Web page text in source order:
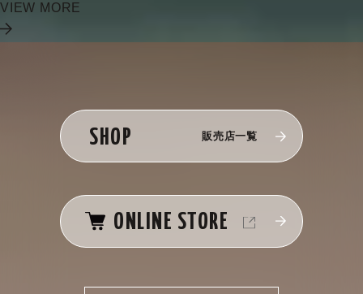
VIEW MORE
SHOP 販売店一覧
ONLINE STORE